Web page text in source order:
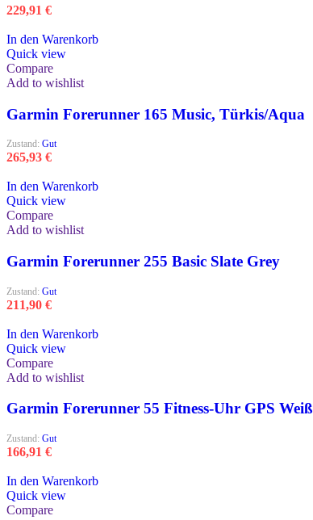
229,91 €
In den Warenkorb
Quick view
Compare
Add to wishlist
Garmin Forerunner 165 Music, Türkis/Aqua
Zustand: Gut
265,93 €
In den Warenkorb
Quick view
Compare
Add to wishlist
Garmin Forerunner 255 Basic Slate Grey
Zustand: Gut
211,90 €
In den Warenkorb
Quick view
Compare
Add to wishlist
Garmin Forerunner 55 Fitness-Uhr GPS Weiß
Zustand: Gut
166,91 €
In den Warenkorb
Quick view
Compare